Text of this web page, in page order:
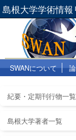
島根大学学術情報
SWANについて
紀要・定期刊行物一覧
島根大学著者一覧